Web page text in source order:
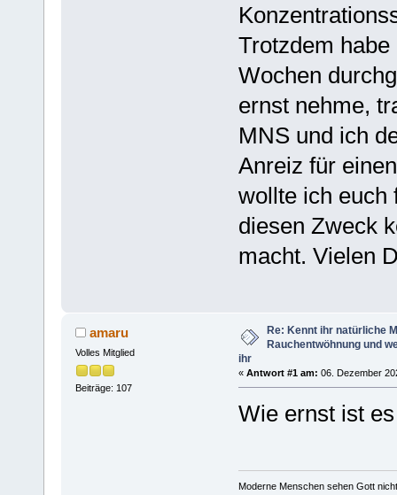
Trotzdem
Wochen
ernst nehme,
MNS und ich
Anreiz für
wollte ich euch
diesen Zweck
macht. Vielen
amaru
Volles Mitglied
Beiträge: 107
Re: Kennt ihr natürliche
Rauchentwöhnung und
ihr
« Antwort #1 am: 06. Dezember
Wie ernst ist
Moderne Menschen sehen Gott